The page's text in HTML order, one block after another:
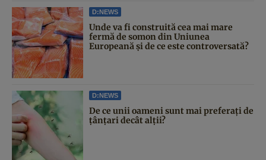
D:NEWS
Unde va fi construită cea mai mare
fermă de somon din Uniunea
Europeană și de ce este controversată?
D:NEWS
De ce unii oameni sunt mai preferați de
țânțari decât alții?